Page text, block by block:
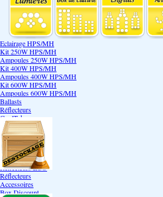
Eclairage HPS/MH
Kit 250W HPS/MH
Ampoules 250W HPS/MH
Kit 400W HPS/MH
Ampoules 400W HPS/MH
Kit 600W HPS/MH
Ampoules 600W HPS/MH
Ballasts
Réflecteurs
CoolTube
Accessoires
Eclairages LEDs
Eclairages ECO
Kits ECO
Ampoules ECO
Réflecteurs ECO
Réflecteurs
Accessoires
Box Discount